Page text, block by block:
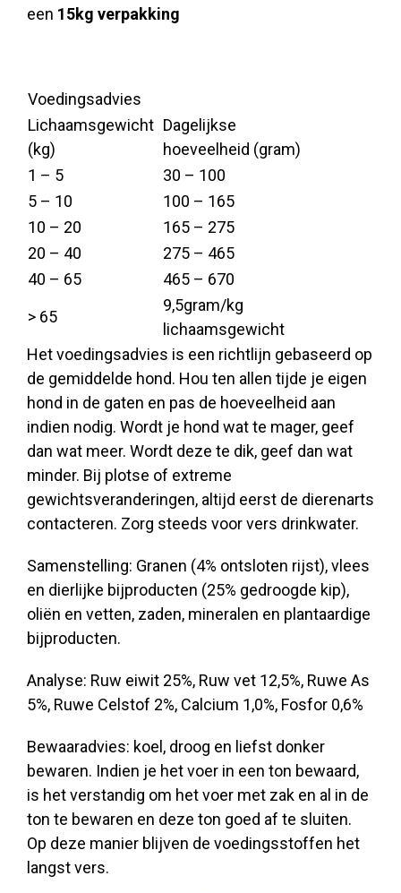
een 15kg verpakking
Voedingsadvies
Lichaamsgewicht
(kg)
Dagelijkse
hoeveelheid (gram)
1 – 5
30 – 100
5 – 10
100 – 165
10 – 20
165 – 275
20 – 40
275 – 465
40 – 65
465 – 670
> 65
9,5gram/kg
lichaamsgewicht
Het voedingsadvies is een richtlijn gebaseerd op
de gemiddelde hond. Hou ten allen tijde je eigen
hond in de gaten en pas de hoeveelheid aan
indien nodig. Wordt je hond wat te mager, geef
dan wat meer. Wordt deze te dik, geef dan wat
minder. Bij plotse of extreme
gewichtsveranderingen, altijd eerst de dierenarts
contacteren. Zorg steeds voor vers drinkwater.
Samenstelling: Granen (4% ontsloten rijst), vlees
en dierlijke bijproducten (25% gedroogde kip),
oliën en vetten, zaden, mineralen en plantaardige
bijproducten.
Analyse: Ruw eiwit 25%, Ruw vet 12,5%, Ruwe As
5%, Ruwe Celstof 2%, Calcium 1,0%, Fosfor 0,6%
Bewaaradvies: koel, droog en liefst donker
bewaren. Indien je het voer in een ton bewaard,
is het verstandig om het voer met zak en al in de
ton te bewaren en deze ton goed af te sluiten.
Op deze manier blijven de voedingsstoffen het
langst vers.